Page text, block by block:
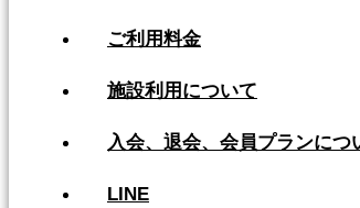
ご利用料金
施設利用について
入会、退会、会員プランにつ
LINE